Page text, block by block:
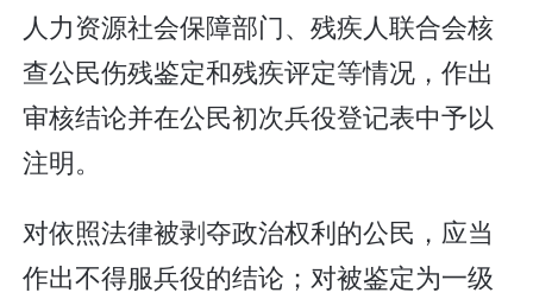
人力资源社会保障部门、残疾人联合会核
查公民伤残鉴定和残疾评定等情况，作出
审核结论并在公民初次兵役登记表中予以
注明。
对依照法律被剥夺政治权利的公民，应当
作出不得服兵役的结论；对被鉴定为一级